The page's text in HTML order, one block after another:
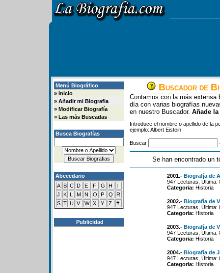
Menú Biográfico
» Inicio
» Añadir mi Biografia
» Modificar Biografía
» Las más Buscadas
Busca Biografías
Abecedario
A B C D E F G H
I
J
K L M N O P Q
R
S T U V W X Y Z #
Publicidad
Buscador de
Contamos con la más extensa
día con varias biografías
en nuestro Buscador. Añade
Introduce el nombre o apellido de la
ejemplo: Albert Eistein
Buscar
Se han encontrado un
2001.- Biografía de
947 Lecturas, Última:
Categoria: Historia
2002.- Biografía de
947 Lecturas, Última:
Categoria: Historia
2003.- Biografía de
947 Lecturas, Última:
Categoria: Historia
2004.- Biografía de
947 Lecturas, Última:
Categoria: Historia